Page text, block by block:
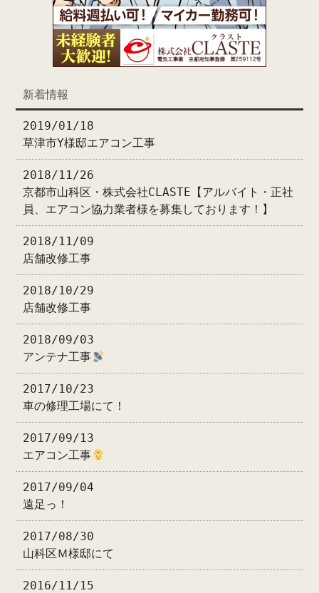
新着情報
2019/01/18
草津市Y様邸エアコン工事
2018/11/26
京都市山科区・株式会社CLASTE【アルバイト・正社
員、エアコン協力業者様を募集しております！】
2018/11/09
店舗改修工事
2018/10/29
店舗改修工事
2018/09/03
アンテナ工事
2017/10/23
車の修理工場にて！
2017/09/13
エアコン工事
2017/09/04
遠足っ！
2017/08/30
山科区Ｍ様邸にて
2016/11/15